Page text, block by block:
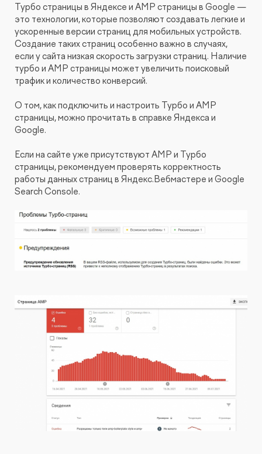
Турбо страницы в Яндексе и AMP страницы в Google —
это технологии, которые позволяют создавать легкие и
ускоренные версии страниц для мобильных устройств.
Создание таких страниц особенно важно в случаях,
если у сайта низкая скорость загрузки страниц. Наличие
турбо и AMP страницы может увеличить поисковый
трафик и количество конверсий.
О том, как подключить и настроить Турбо и AMP
страницы, можно прочитать в справке Яндекса и
Google.
Если на сайте уже присутствуют AMP и Турбо
страницы, рекомендуем проверять корректность
работы данных страниц в Яндекс.Вебмастере и Google
Search Console.